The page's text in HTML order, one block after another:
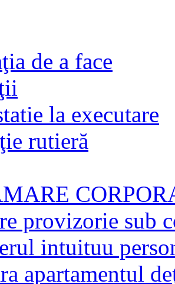
de a face
la executare
rutieră
provizorie sub
intuituu
apartamentul